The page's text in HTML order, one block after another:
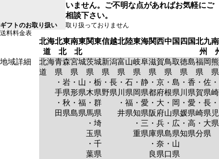
いません。ご不明な点があればお気軽にご
相談下さい。
ギフトのお取り扱い
取り扱っておりません
送料料金表
北海
道
北東
北
南東
北
関東信越北陸東海関西中国 四国北九
州
地域詳細
北海
道
青森
県
・岩
手県
・秋
田県
宮城
県
・山
形県
・福
島県
茨城
県
・栃
木県
・群
馬県
・埼
玉県
・千
葉県
新潟
県
・長
野県
富山
県
・石
川県
・福
井県
岐阜
県
・静
岡県
・愛
知県
・三
重県
滋賀
県
・京
都府
・大
阪府
・兵
庫県
・奈
良県
鳥取
県
・島
根県
・岡
山県
・広
島県
・山
口県
徳島
県
・香
川県
・愛
媛県
・高
知県
福岡
県
・佐
賀県
・長
崎県
・大
分県
県
県